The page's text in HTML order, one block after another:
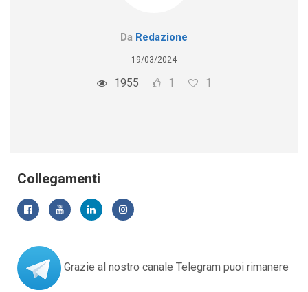
Da Redazione
19/03/2024
1955 1 1
Collegamenti
Grazie al nostro canale Telegram puoi rimanere